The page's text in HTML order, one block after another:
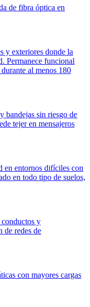
de fibra óptica en
y exteriores donde la
Permanece funcional
al menos 180
bandejas sin riesgo de
tejer en mensajeros
en entornos difíciles con
en todo tipo de suelos,
y
de redes de
con mayores cargas